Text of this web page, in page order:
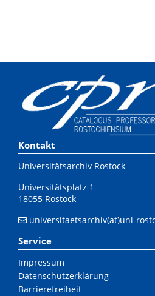
Kontakt
Universitätsarchiv Rostock
Universitätsplatz 1
18055 Rostock
universitaetsarchiv(at)uni-
Service
Impressum
Datenschutzerklärung
Barrierefreiheit